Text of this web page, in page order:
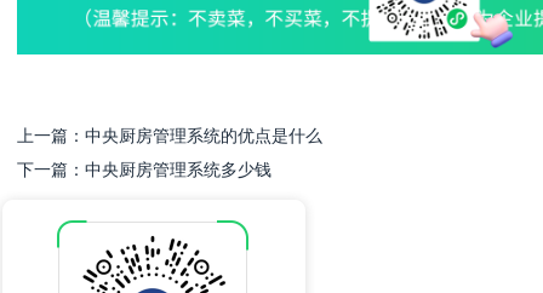
上一篇：中央厨房管理系统的优点是什么
下一篇：中央厨房管理系统多少钱